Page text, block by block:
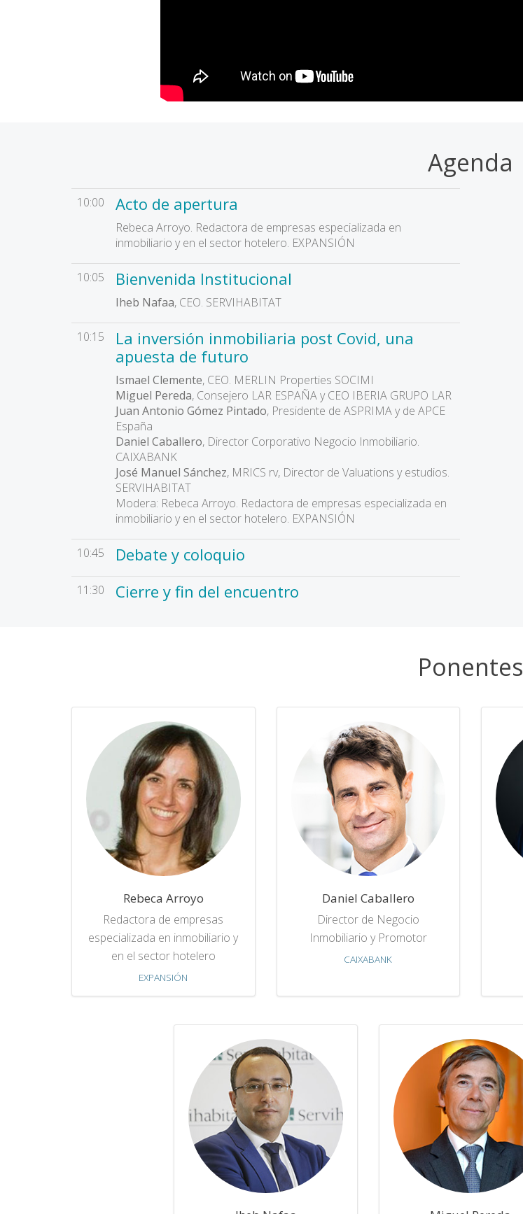
Agenda
10:00 Acto de apertura
Rebeca Arroyo. Redactora de empresas especializada en
inmobiliario y en el sector hotelero. EXPANSIÓN
10:05 Bienvenida Institucional
Iheb Nafaa, CEO. SERVIHABITAT
10:15
La inversión inmobiliaria post Covid, una
apuesta de futuro
Ismael Clemente, CEO. MERLIN Properties SOCIMI
Miguel Pereda, Consejero LAR ESPAÑA y CEO IBERIA GRUPO LAR
Juan Antonio Gómez Pintado, Presidente de ASPRIMA y de APCE
España
Daniel Caballero, Director Corporativo Negocio Inmobiliario.
CAIXABANK
José Manuel Sánchez, MRICS rv, Director de Valuations y estudios.
SERVIHABITAT
Modera: Rebeca Arroyo. Redactora de empresas especializada en
inmobiliario y en el sector hotelero. EXPANSIÓN
10:45 Debate y coloquio
11:30 Cierre y fin del encuentro
Ponentes
Rebeca Arroyo
Redactora de empresas
especializada en inmobiliario y
en el sector hotelero
EXPANSIÓN
Daniel Caballero
Director de Negocio
Inmobiliario y Promotor
CAIXABANK